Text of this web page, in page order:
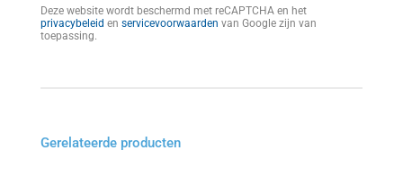
Deze website wordt beschermd met reCAPTCHA en het
privacybeleid en servicevoorwaarden van Google zijn van
toepassing.
Gerelateerde producten